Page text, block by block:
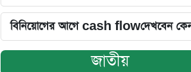
বিনিয়োগের আগে cash flowদেখবেন
জাতীয়